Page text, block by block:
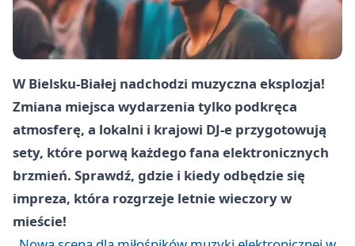
W Bielsku-Białej nadchodzi muzyczna eksplozja!
Zmiana miejsca wydarzenia tylko podkręca
atmosferę, a lokalni i krajowi DJ-e przygotowują
sety, które porwą każdego fana elektronicznych
brzmień. Sprawdź, gdzie i kiedy odbędzie się
impreza, która rozgrzeje letnie wieczory w
mieście!